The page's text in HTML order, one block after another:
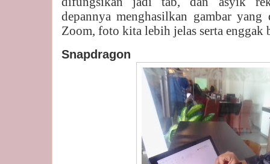
depannya menghasilkan gambar
Zoom, foto kita lebih jelas serta enggak
Snapdragon